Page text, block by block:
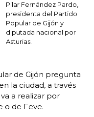
Pilar Fernández Pardo,
presidenta del Partido
Popular de Gijón y
diputada nacional por
Asturias.
de Gijón pregunta
la ciudad, a través
a realizar por
o de Feve.